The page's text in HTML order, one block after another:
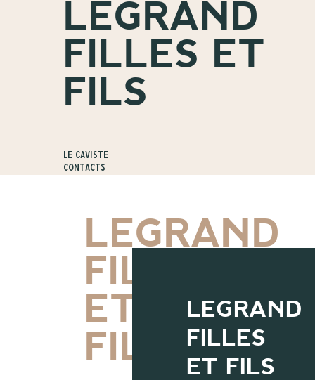
LEGRAND
FILLES ET
FILS
Le caviste
Contacts
LEGRAND
FILLES
ET
FILS
LEGRAND
FILLES
ET FILS